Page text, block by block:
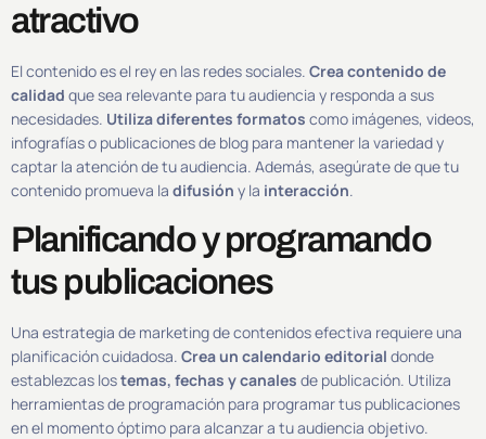
atractivo
El contenido es el rey en las redes sociales. Crea contenido de
calidad que sea relevante para tu audiencia y responda a sus
necesidades. Utiliza diferentes formatos como imágenes, videos,
infografías o publicaciones de blog para mantener la variedad y
captar la atención de tu audiencia. Además, asegúrate de que tu
contenido promueva la difusión y la interacción.
Planificando y programando
tus publicaciones
Una estrategia de marketing de contenidos efectiva requiere una
planificación cuidadosa. Crea un calendario editorial donde
establezcas lostemas, fechas y canales de publicación. Utiliza
herramientas de programación para programar tus publicaciones
en el momento óptimo para alcanzar a tu audiencia objetivo.